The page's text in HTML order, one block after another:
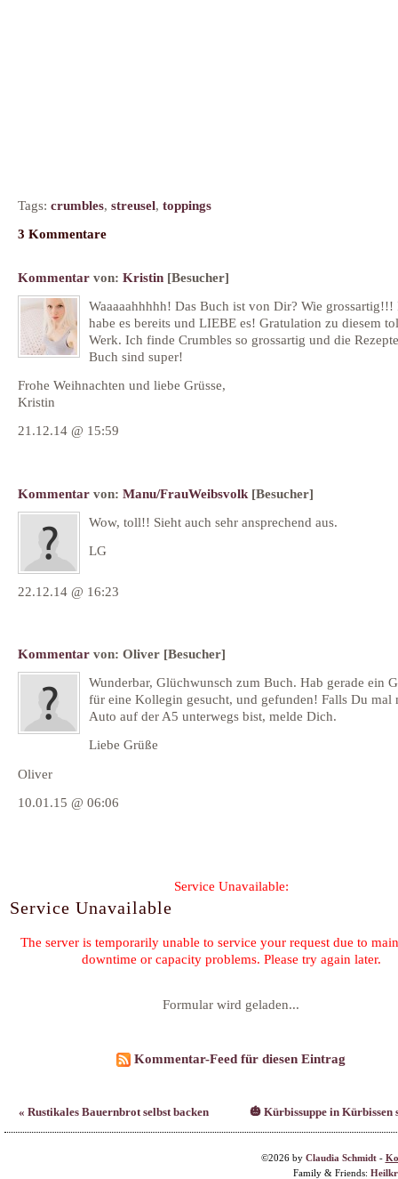
Tags: crumbles, streusel, toppings
3 Kommentare
Kommentar von: Kristin [Besucher]
Waaaaahhhhh! Das Buch ist von Dir? Wie grossartig!!!
habe es bereits und LIEBE es! Gratulation zu diesem
Werk. Ich finde Crumbles so grossartig und die
Buch sind super!
Frohe Weihnachten und liebe Grüsse,
Kristin
21.12.14 @ 15:59
Kommentar von: Manu/FrauWeibsvolk [Besucher]
Wow, toll!! Sieht auch sehr ansprechend aus.
LG
22.12.14 @ 16:23
Kommentar von: Oliver [Besucher]
Wunderbar, Glüchwunsch zum Buch. Hab gerade ein
für eine Kollegin gesucht, und gefunden! Falls Du mal
Auto auf der A5 unterwegs bist, melde Dich.
Liebe Grüße
Oliver
10.01.15 @ 06:06
Formular wird geladen...
Kommentar-Feed für diesen Eintrag
Family & Friends: